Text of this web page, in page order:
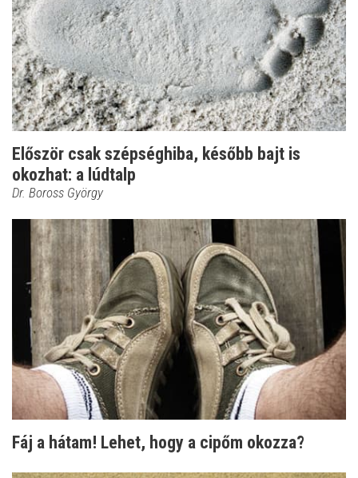
Először csak szépséghiba, később bajt is
okozhat: a lúdtalp
Dr. Boross György
Fáj a hátam! Lehet, hogy a cipőm okozza?